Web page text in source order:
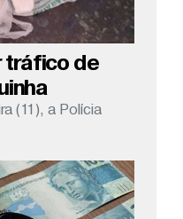
tráfico de
(11), a Polícia